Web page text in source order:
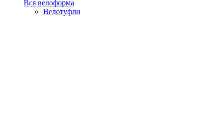
Вся велоформа
Велотуфли